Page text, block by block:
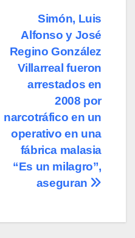
Simón, Luis
Alfonso y José
Regino González
Villarreal fueron
arrestados en
2008 por
narcotráfico en un
operativo en una
fábrica malasia
“Es un milagro”,
aseguran